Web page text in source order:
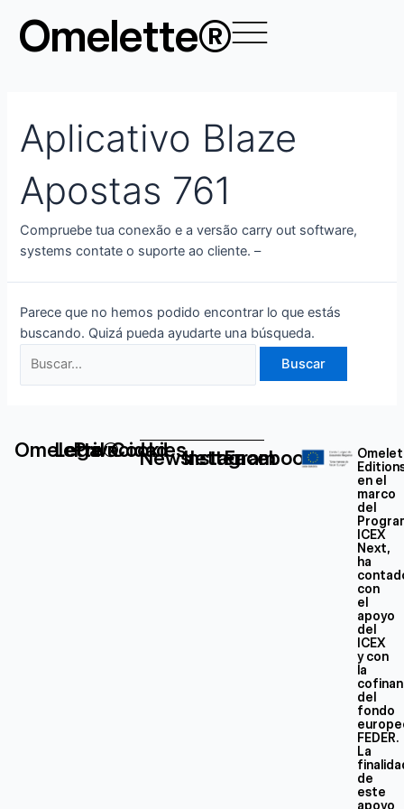
contenido
Omelette®
Aplicativo Blaze
Apostas 761
Compruebe tua conexão e a versão carry out software,
systems contate o suporte ao cliente. –
Parece que no hemos podido encontrar lo que estás
buscando. Quizá pueda ayudarte una búsqueda.
por:
Omelette®
Legal
Privacidad
Cookies
Newsletter
Instagram
Facebook
en el
marco
del
ICEX
Next,
ha
con
el
apoyo
del
ICEX
y con
la
del
fondo
FEDER.
La
de
este
apoyo